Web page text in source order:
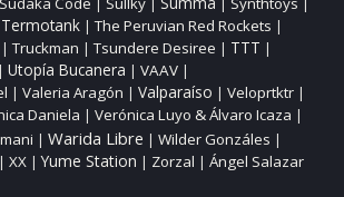
Termotank| The Peruvian Red Rockets |
| Truckman | Tsundere Desiree | TTT |
| Utopía Bucanera | VAAV|
| Valeria Aragón | Valparaíso | Veloprtktr|
Daniela | Verónica Luyo & Álvaro Icaza |
| Warida Libre | Wilder Gonzáles |
| XX| Yume Station | Zorzal | Ángel Salazar